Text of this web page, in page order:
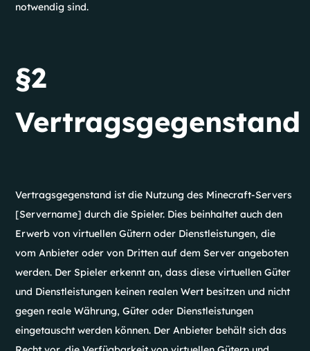
notwendig sind.
§2
Vertragsgegenstand
Vertragsgegenstand ist die Nutzung des Minecraft-Servers
[Servername] durch die Spieler. Dies beinhaltet auch den
Erwerb von virtuellen Gütern oder Dienstleistungen, die
vom Anbieter oder von Dritten auf dem Server angeboten
werden. Der Spieler erkennt an, dass diese virtuellen Güter
und Dienstleistungen keinen realen Wert besitzen und nicht
gegen reale Währung, Güter oder Dienstleistungen
eingetauscht werden können. Der Anbieter behält sich das